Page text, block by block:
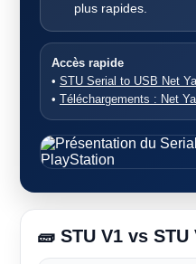
plus rapides.
Accès rapide
• STU Serial to USB Net
• Téléchargements : Net
🧱 STU V1 vs STU